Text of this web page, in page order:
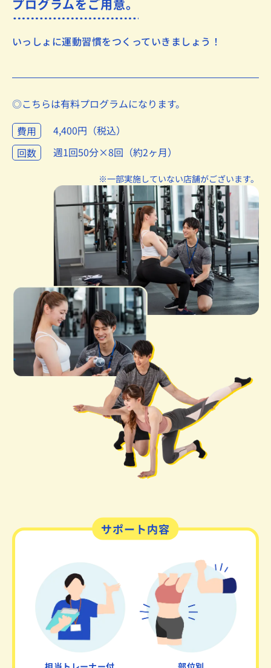
プログラムをご用意。
いっしょに運動習慣をつくっていきましょう！
◎こちらは有料プログラムになります。
費用
4,400円（税込）
回数
週1回50分×8回（約2ヶ月）
※一部実施していない店舗がございます。
サポート内容